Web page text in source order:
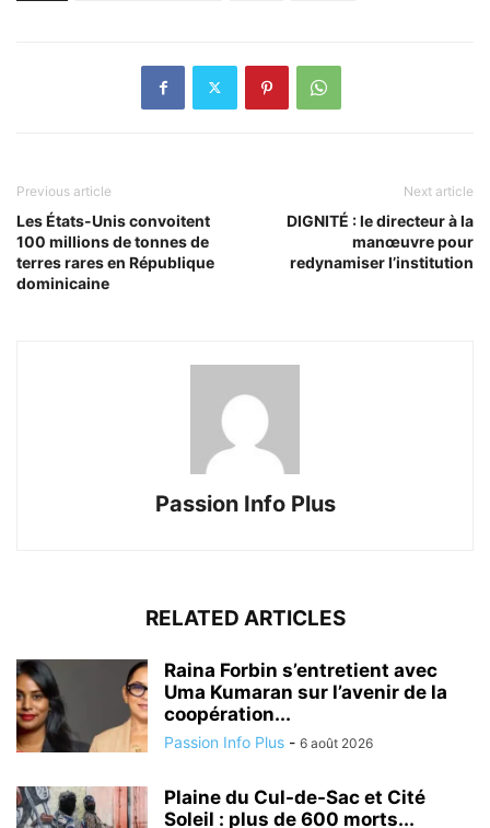
Previous article
Les États-Unis convoitent
100 millions de tonnes de
terres rares en République
dominicaine
Next article
DIGNITÉ : le directeur à la
manœuvre pour
redynamiser l’institution
Passion Info Plus
RELATED ARTICLES
Raina Forbin s’entretient avec
Uma Kumaran sur l’avenir de la
coopération...
Passion Info Plus - 6 août 2026
Plaine du Cul-de-Sac et Cité
Soleil : plus de 600 morts...